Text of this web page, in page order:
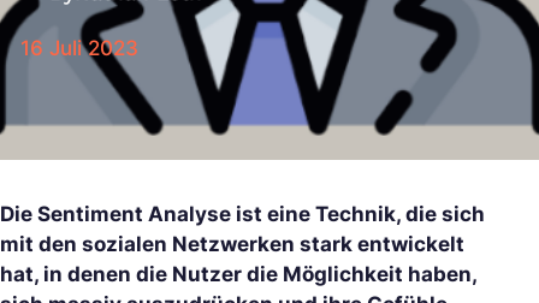
16 Juli 2023
Die Sentiment Analyse ist eine Technik, die sich
mit den sozialen Netzwerken stark entwickelt
hat, in denen die Nutzer die Möglichkeit haben,